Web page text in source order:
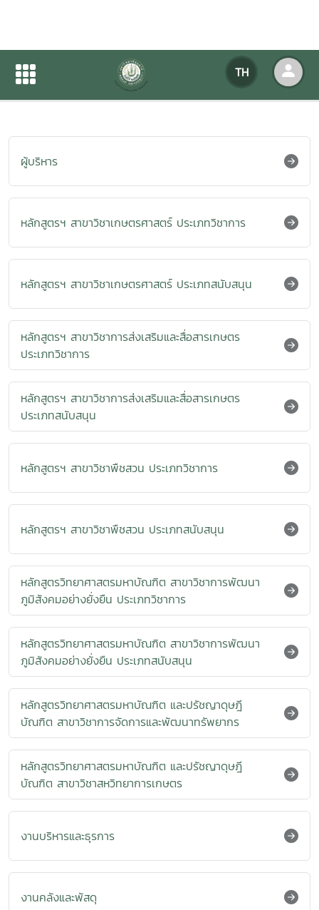
TH
งานคลังและพัสดุ
เกี่ยวกับหน่วยงาน บุคลากร
ผู้บริหาร
หลักสูตรฯ สาขาวิชาเกษตรศาสตร์ ประเภทวิชาการ
หลักสูตรฯ สาขาวิชาเกษตรศาสตร์ ประเภทสนับสนุน
หลักสูตรฯ สาขาวิชาการส่งเสริมและสื่อสารเกษตร
ประเภทวิชาการ
หลักสูตรฯ สาขาวิชาการส่งเสริมและสื่อสารเกษตร
ประเภทสนับสนุน
หลักสูตรฯ สาขาวิชาพืชสวน ประเภทวิชาการ
หลักสูตรฯ สาขาวิชาพืชสวน ประเภทสนับสนุน
หลักสูตรวิทยาศาสตรมหาบัณฑิต สาขาวิชาการพัฒนา
ภูมิสังคมอย่างยั่งยืน ประเภทวิชาการ
หลักสูตรวิทยาศาสตรมหาบัณฑิต สาขาวิชาการพัฒนา
ภูมิสังคมอย่างยั่งยืน ประเภทสนับสนุน
หลักสูตรวิทยาศาสตรมหาบัณฑิต และปรัชญาดุษฎี
บัณฑิต สาขาวิชาการจัดการและพัฒนาทรัพยากร
หลักสูตรวิทยาศาสตรมหาบัณฑิต และปรัชญาดุษฎี
บัณฑิต สาขาวิชาสหวิทยาการเกษตร
งานบริหารและธุรการ
งานคลังและพัสดุ